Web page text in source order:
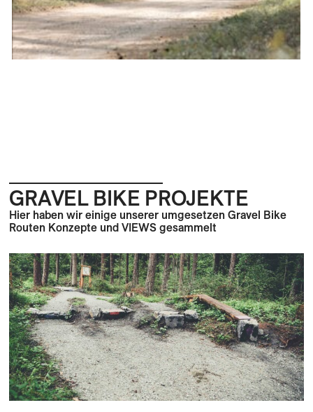
GRAVEL BIKE PROJEKTE
Hier haben wir einige unserer umgesetzen Gravel Bike
Routen Konzepte und VIEWS gesammelt